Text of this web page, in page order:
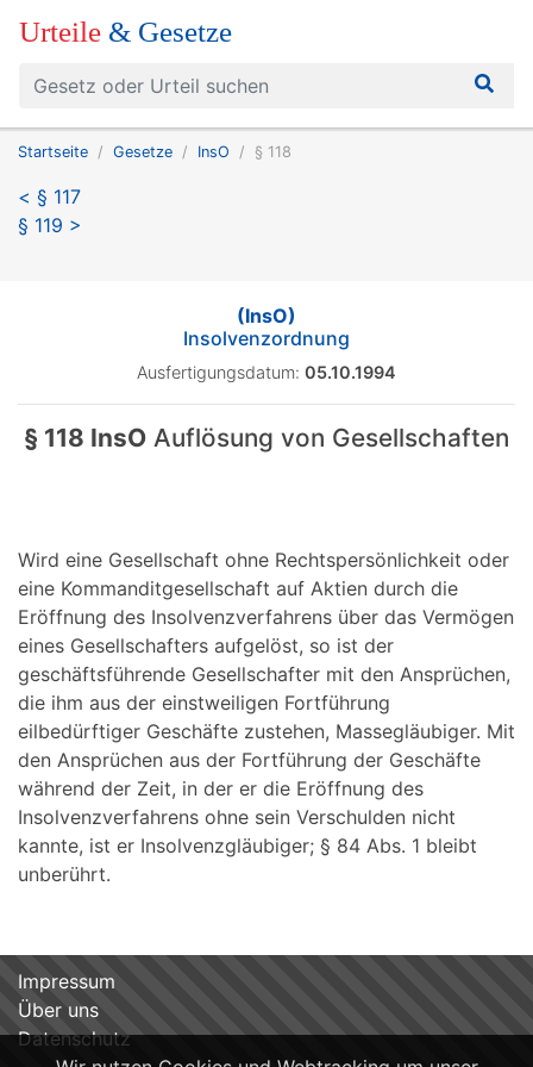
Urteile & Gesetze
Startseite Gesetze InsO § 118
< § 117
§ 119 >
(InsO)
Insolvenzordnung
Ausfertigungsdatum: 05.10.1994
§ 118 InsO Auflösung von Gesellschaften
Wird eine Gesellschaft ohne Rechtspersönlichkeit oder
eine Kommanditgesellschaft auf Aktien durch die
Eröffnung des Insolvenzverfahrens über das Vermögen
eines Gesellschafters aufgelöst, so ist der
geschäftsführende Gesellschafter mit den Ansprüchen,
die ihm aus der einstweiligen Fortführung
eilbedürftiger Geschäfte zustehen, Massegläubiger. Mit
den Ansprüchen aus der Fortführung der Geschäfte
während der Zeit, in der er die Eröffnung des
Insolvenzverfahrens ohne sein Verschulden nicht
kannte, ist er Insolvenzgläubiger; § 84 Abs. 1 bleibt
unberührt.
Impressum
Über uns
Datenschutz